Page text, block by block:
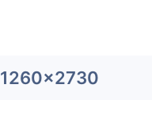
1260x2730